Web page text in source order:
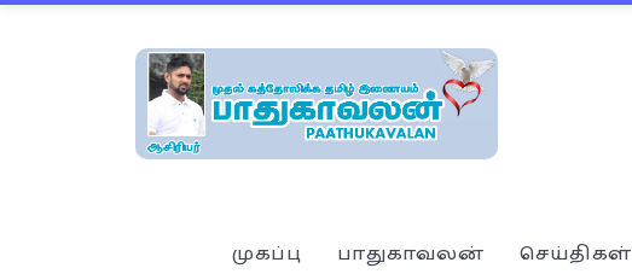
முகப்பு பாதுகாவலன் செய்திகள்